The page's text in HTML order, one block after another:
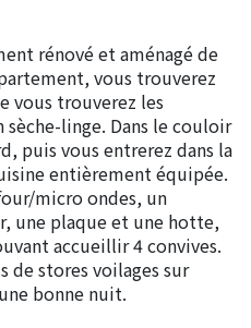
rénové et aménagé de
vous trouverez
vous trouverez les
linge. Dans le couloir
puis vous entrerez dans la
entièrement équipée.
micro ondes, un
une plaque et une hotte,
accueillir 4 convives.
de stores voilages sur
bonne nuit.